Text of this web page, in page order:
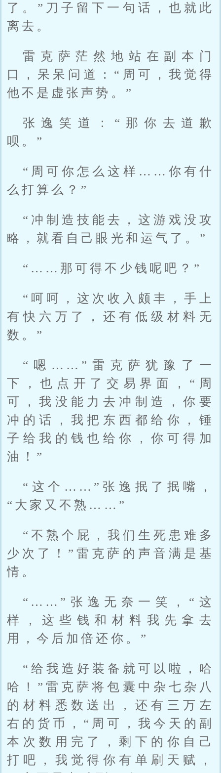
了。”刀子留下一句话，也就此
离去。
雷克萨茫然地站在副本门
口，呆呆问道：“周可，我觉得
他不是虚张声势。”
张逸笑道：“那你去道歉
呗。”
“周可你怎么这样……你有什
么打算么？”
“冲制造技能去，这游戏没攻
略，就看自己眼光和运气了。”
“……那可得不少钱呢吧？”
“呵呵，这次收入颇丰，手上
有快六万了，还有低级材料无
数。”
“嗯……”雷克萨犹豫了一
下，也点开了交易界面，“周
可，我没能力去冲制造，你要
冲的话，我把东西都给你，锤
子给我的钱也给你，你可得加
油！”
“这个……”张逸抿了抿嘴，
“大家又不熟……”
“不熟个屁，我们生死患难多
少次了！”雷克萨的声音满是基
情。
“……”张逸无奈一笑，“这
样，这些钱和材料我先拿去
用，今后加倍还你。”
“给我造好装备就可以啦，哈
哈！”雷克萨将包囊中杂七杂八
的材料悉数送出，还有三万左
右的货币，“周可，我今天的副
本次数用完了，剩下的你自己
打吧，我觉得你有单刷天赋，